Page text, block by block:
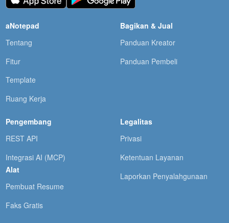
aNotepad
Tentang
Fitur
Template
Ruang Kerja
Bagikan & Jual
Panduan Kreator
Panduan Pembeli
Pengembang
REST API
Integrasi AI (MCP)
Alat
Pembuat Resume
Faks Gratis
Legalitas
Privasi
Ketentuan Layanan
Laporkan Penyalahgunaan